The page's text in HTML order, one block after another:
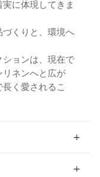
に体現してきま
くりと、環境へ
ョンは、現在で
リネンへと広が
く愛されるこ